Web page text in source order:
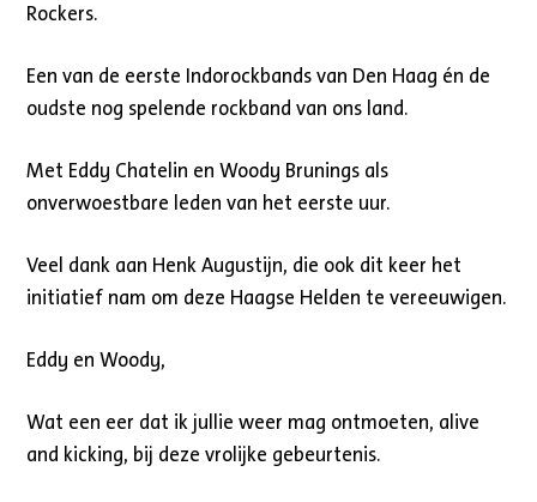
Rockers.
Een van de eerste Indorockbands van Den Haag én de
oudste nog spelende rockband van ons land.
Met Eddy Chatelin en Woody Brunings als
onverwoestbare leden van het eerste uur.
Veel dank aan Henk Augustijn, die ook dit keer het
initiatief nam om deze Haagse Helden te vereeuwigen.
Eddy en Woody,
Wat een eer dat ik jullie weer mag ontmoeten, alive
and kicking, bij deze vrolijke gebeurtenis.